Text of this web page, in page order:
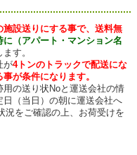
設送りにする事で、送料無
に（アパート・マンション名
す。
が4トンのトラックで配送にな
が条件になります。
の送り状Noと運送会社の情
（当日）の朝に運送会社へ
況をご確認の上、お荷受けを